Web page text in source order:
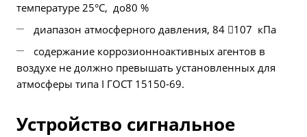
температуре 25°С, до80 %
диапазон атмосферного давления, 84 107 кПа
содержание коррозионноактивных агентов в
воздухе не должно превышать установленных для
атмосферы типа I ГОСТ 15150-69.
Устройство сигнальное